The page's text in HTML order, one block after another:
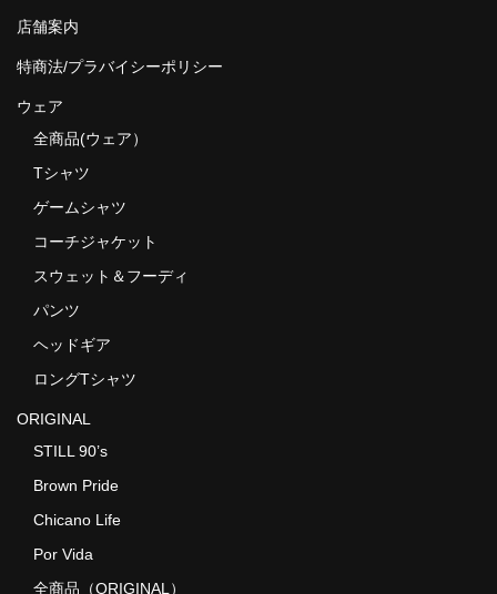
タオル・リストバンド
トートバッグ
全商品
店舗案内
特商法/プラバイシーポリシー
ウェア
全商品(ウェア）
Tシャツ
ゲームシャツ
コーチジャケット
スウェット＆フーディ
パンツ
ヘッドギア
ロングTシャツ
ORIGINAL
STILL 90’s
Brown Pride
Chicano Life
Por Vida
全商品（ORIGINAL）